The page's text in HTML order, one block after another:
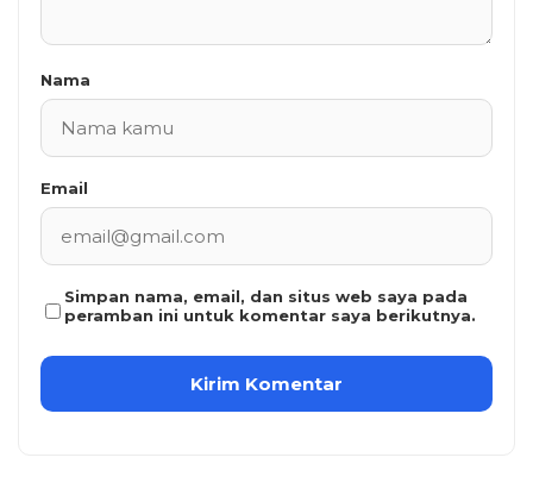
Nama
Email
Simpan nama, email, dan situs web saya pada
peramban ini untuk komentar saya berikutnya.